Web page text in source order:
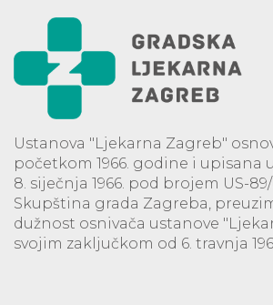
Ustanova "Ljekarna Zagreb"
početkom 1966. godine i upisana
8. siječnja 1966. pod brojem US-89/
Skupština grada Zagreba,
dužnost osnivača ustanove
svojim zaključkom od 6. travnja